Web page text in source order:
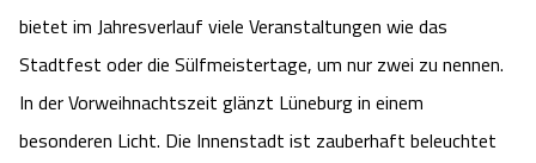
bietet im Jahresverlauf viele Veranstaltungen wie das
Stadtfest oder die Sülfmeistertage, um nur zwei zu nennen.
In der Vorweihnachtszeit glänzt Lüneburg in einem
besonderen Licht. Die Innenstadt ist zauberhaft beleuchtet